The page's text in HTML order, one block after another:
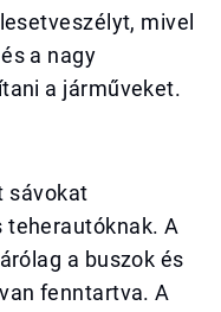
mivel
a nagy
a járműveket.
sávokat
teherautóknak. A
a buszok és
fenntartva. A